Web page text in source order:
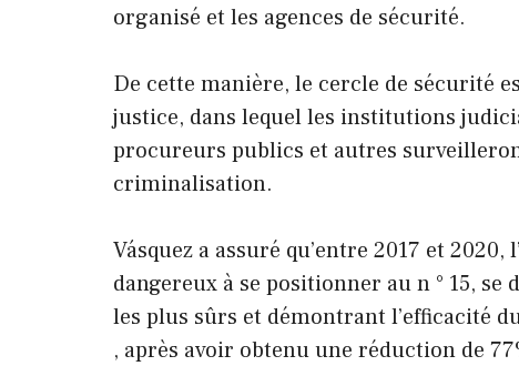
organisé et les agences de sécurité.
De cette manière, le cercle de sécurité
justice, dans lequel les institutions
procureurs publics et autres
criminalisation.
Vásquez a assuré qu’entre 2017 et
dangereux à se positionner au n ° 15,
les plus sûrs et démontrant l’efficacité
, après avoir obtenu une réduction de